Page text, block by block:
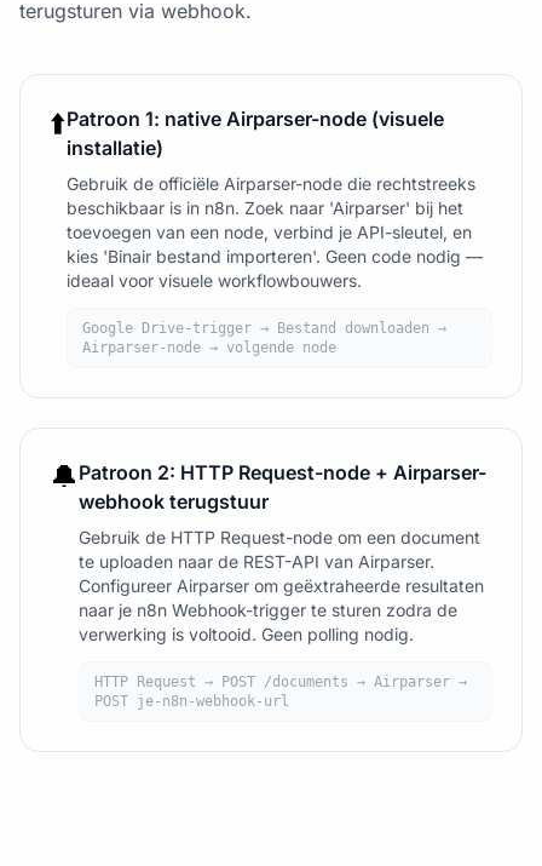
terugsturen via webhook.
⬆️Patroon 1: native Airparser-node (visuele
installatie)
Gebruik de officiële Airparser-node die rechtstreeks
beschikbaar is in n8n. Zoek naar 'Airparser' bij het
toevoegen van een node, verbind je API-sleutel, en
kies 'Binair bestand importeren'. Geen code nodig —
ideaal voor visuele workflowbouwers.
Google Drive-trigger → Bestand downloaden →
Airparser-node → volgende node
🔔 Patroon 2: HTTP Request-node + Airparser-
webhook terugstuur
Gebruik de HTTP Request-node om een document
te uploaden naar de REST-API van Airparser.
Configureer Airparser om geëxtraheerde resultaten
naar je n8n Webhook-trigger te sturen zodra de
verwerking is voltooid. Geen polling nodig.
HTTP Request → POST /documents → Airparser →
POST je-n8n-webhook-url